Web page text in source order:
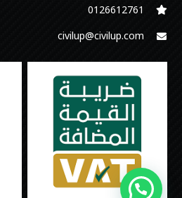
‭0126612761
civilup@civilup.com